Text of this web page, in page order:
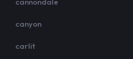
canyon
carlit